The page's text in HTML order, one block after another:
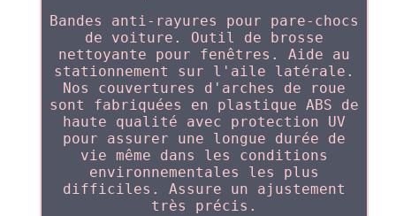
Bandes anti-rayures pour pare-chocs
de voiture. Outil de brosse
nettoyante pour fenêtres. Aide au
stationnement sur l'aile latérale.
Nos couvertures d'arches de roue
sont fabriquées en plastique ABS de
haute qualité avec protection UV
pour assurer une longue durée de
vie même dans les conditions
environnementales les plus
difficiles. Assure un ajustement
très précis.